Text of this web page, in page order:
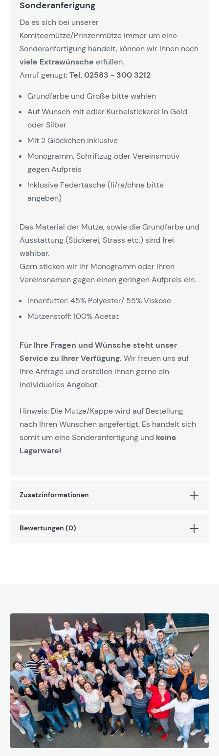
Sonderanferigung
Da es sich bei unserer
Komiteemütze/Prinzenmütze immer um eine
Sonderanfertigung handelt, können wir Ihnen noch
viele Extrawünsche erfüllen.
Anruf genügt:Tel. 02583 - 300 3212
Grundfarbe und Größe bitte wählen
Auf Wunsch mit edler Kurbelstickerei in Gold
oder Silber
Mit 2 Glöckchen inklusive
Monogramm, Schriftzug oder Vereinsmotiv
gegen Aufpreis
Inklusive Federtasche (li/re/ohne bitte
angeben)
Das Material der Mütze, sowie die Grundfarbe und
Ausstattung (Stickerei, Strass etc.) sind frei
wählbar.
Gern sticken wir Ihr Monogramm oder Ihren
Vereinsnamen gegen einen geringen Aufpreis ein.
Innenfutter: 45% Polyester/ 55% Viskose
Mützenstoff: 100% Acetat
Für Ihre Fragen und Wünsche steht unser
Service zu Ihrer Verfügung. Wir freuen uns auf
Ihre Anfrage und erstellen Ihnen gerne ein
individuelles Angebot.
Hinweis: Die Mütze/Kappe wird auf Bestellung
nach Ihren Wünschen angefertigt. Es handelt sich
somit um eine Sonderanfertigung und keine
Lagerware!
Zusatzinformationen
Bewertungen (0)